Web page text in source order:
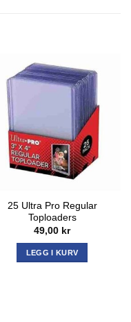
25 Ultra Pro Regular
Toploaders
49,00 kr
LEGG I KURV